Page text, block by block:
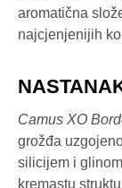
aromatična
najcjenjenijih
Camus XO
grožđa
silicijem i
kremastu